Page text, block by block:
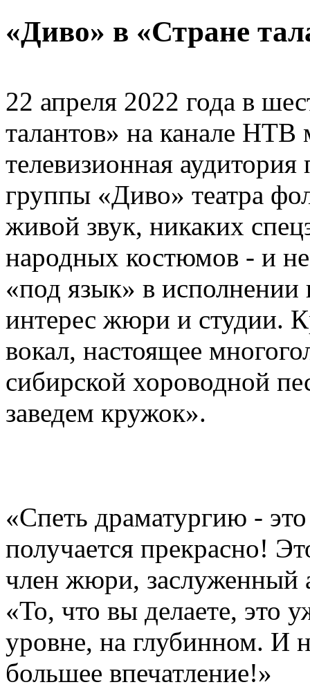
«Диво» в «Стране
22 апреля 2022 года в
талантов» на канале НТВ
телевизионная
группы «Диво» театра
живой звук, никаких
народных костюмов - и
«под язык» в
интерес жюри и студии.
вокал, настоящее
сибирской хороводной
заведем кружок».
«Спеть драматургию -
получается прекрасно!
член жюри, заслуженный
«То, что вы делаете, это
уровне, на глубинном. И
большее впечатление!»